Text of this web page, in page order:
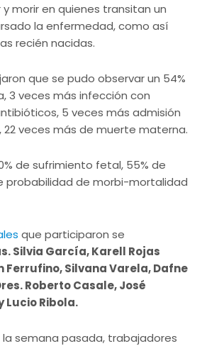
morir en quienes transitan un
la enfermedad, como así
recién nacidas.
que se pudo observar un 54%
3 veces más infección con
5 veces más admisión
22 veces más de muerte materna.
de sufrimiento fetal, 55% de
probabilidad de morbi-mortalidad
que participaron se
Silvia García, Karell Rojas
Ferrufino, Silvana Varela, Dafne
Roberto Casale, José
Lucio Ribola.
semana pasada, trabajadores